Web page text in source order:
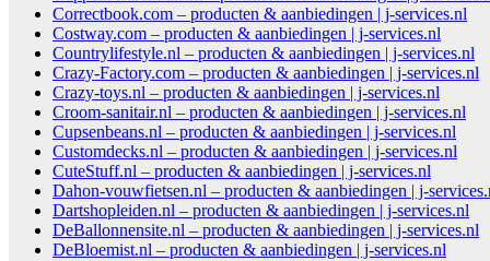
Correctbook.com – producten & aanbiedingen | j-services.nl
Costway.com – producten & aanbiedingen | j-services.nl
Countrylifestyle.nl – producten & aanbiedingen | j-services.nl
Crazy-Factory.com – producten & aanbiedingen | j-services.nl
Crazy-toys.nl – producten & aanbiedingen | j-services.nl
Croom-sanitair.nl – producten & aanbiedingen | j-services.nl
Cupsenbeans.nl – producten & aanbiedingen | j-services.nl
Customdecks.nl – producten & aanbiedingen | j-services.nl
CuteStuff.nl – producten & aanbiedingen | j-services.nl
Dahon-vouwfietsen.nl – producten & aanbiedingen | j-
Dartshopleiden.nl – producten & aanbiedingen | j-services.nl
DeBallonnensite.nl – producten & aanbiedingen | j-services.nl
DeBloemist.nl – producten & aanbiedingen | j-services.nl